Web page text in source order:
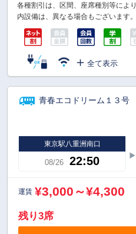
各種割引は、区間、座席種別等によ
内設備は、異なる場合もございます。
全て表示
青春エコドリーム１３号
東京駅八重洲南口
08/26 22:50
運賃 ¥3,000～¥4,300
残り3席